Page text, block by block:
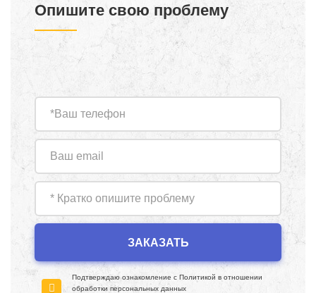
Опишите свою проблему
Подтверждаю ознакомление с Политикой в отношении
обработки персональных данных